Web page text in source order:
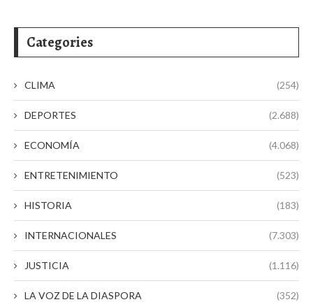
Categories
CLIMA (254)
DEPORTES (2.688)
ECONOMÍA (4.068)
ENTRETENIMIENTO (523)
HISTORIA (183)
INTERNACIONALES (7.303)
JUSTICIA (1.116)
LA VOZ DE LA DIASPORA (352)